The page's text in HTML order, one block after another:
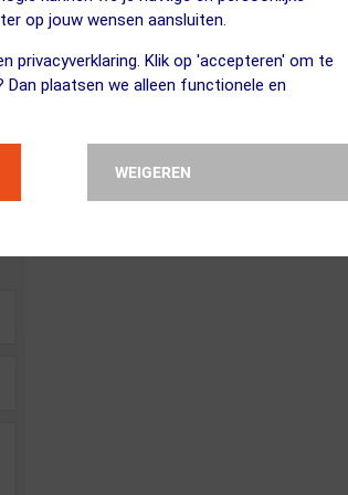
op jouw wensen aansluiten.
privacyverklaring. Klik op 'accepteren' om te
Dan plaatsen we alleen functionele en
WEIGEREN
op het milieu steeds kleiner te maken.